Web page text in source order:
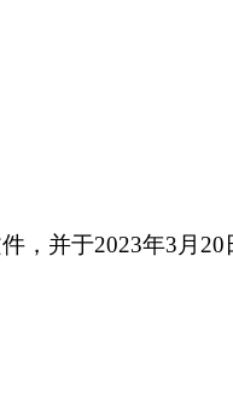
，并于2023年3月